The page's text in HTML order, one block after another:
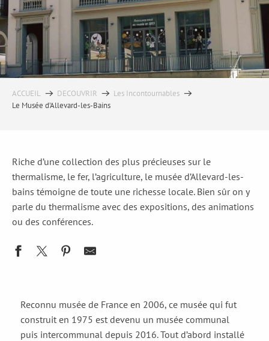
ACCUEIL DECOUVRIR
Les Incontournables
Le Musée d’Allevard-les-Bains
Riche d’une collection des plus précieuses sur le
thermalisme, le fer, l’agriculture, le musée d’Allevard-les-
bains témoigne de toute une richesse locale. Bien sûr on y
parle du thermalisme avec des expositions, des animations
ou des conférences.
Reconnu musée de France en 2006, ce musée qui fut
construit en 1975 est devenu un musée communal
puis intercommunal depuis 2016. Tout d’abord installé